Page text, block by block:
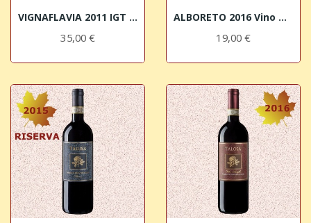
VIGNAFLAVIA 2011 IGT Sangiovese Toscano Colle...
35,00 €
ALBORETO 2016 Vino Nobile di Montepulciano DOCG...
19,00 €